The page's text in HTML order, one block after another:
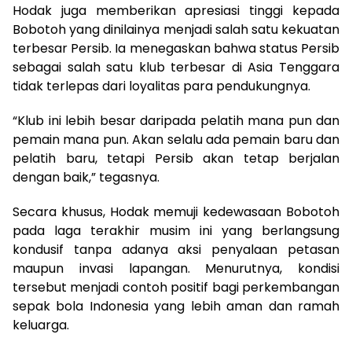
Hodak juga memberikan apresiasi tinggi kepada
Bobotoh yang dinilainya menjadi salah satu kekuatan
terbesar Persib. Ia menegaskan bahwa status Persib
sebagai salah satu klub terbesar di Asia Tenggara
tidak terlepas dari loyalitas para pendukungnya.
“Klub ini lebih besar daripada pelatih mana pun dan
pemain mana pun. Akan selalu ada pemain baru dan
pelatih baru, tetapi Persib akan tetap berjalan
dengan baik,” tegasnya.
Secara khusus, Hodak memuji kedewasaan Bobotoh
pada laga terakhir musim ini yang berlangsung
kondusif tanpa adanya aksi penyalaan petasan
maupun invasi lapangan. Menurutnya, kondisi
tersebut menjadi contoh positif bagi perkembangan
sepak bola Indonesia yang lebih aman dan ramah
keluarga.